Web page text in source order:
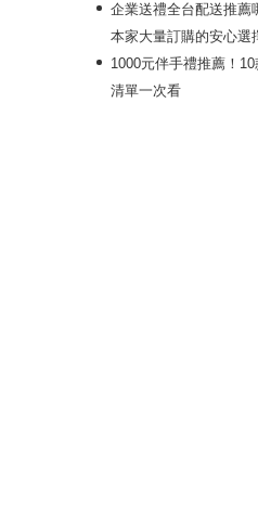
企業送禮全台配送推薦
本家大量訂購的安心選
1000元伴手禮推薦！
清單一次看